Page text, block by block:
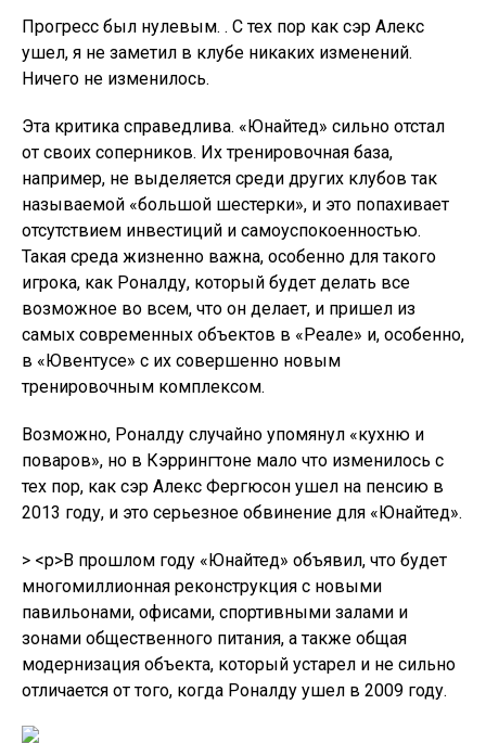
Прогресс был нулевым. . С тех пор как сэр Алекс
ушел, я не заметил в клубе никаких изменений.
Ничего не изменилось.
Эта критика справедлива. «Юнайтед» сильно отстал
от своих соперников. Их тренировочная база,
например, не выделяется среди других клубов так
называемой «большой шестерки», и это попахивает
отсутствием инвестиций и самоуспокоенностью.
Такая среда жизненно важна, особенно для такого
игрока, как Роналду, который будет делать все
возможное во всем, что он делает, и пришел из
самых современных объектов в «Реале» и, особенно,
в «Ювентусе» с их совершенно новым
тренировочным комплексом.
Возможно, Роналду случайно упомянул «кухню и
поваров», но в Кэррингтоне мало что изменилось с
тех пор, как сэр Алекс Фергюсон ушел на пенсию в
2013 году, и это серьезное обвинение для «Юнайтед».
> <р>В прошлом году «Юнайтед» объявил, что будет
многомиллионная реконструкция с новыми
павильонами, офисами, спортивными залами и
зонами общественного питания, а также общая
модернизация объекта, который устарел и не сильно
отличается от того, когда Роналду ушел в 2009 году.